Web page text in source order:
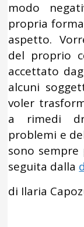
modo
propria
aspetto.
del proprio
accettato
alcuni
voler
a rimedi
problemi e
sono sempre
seguita dalla
di Ilaria